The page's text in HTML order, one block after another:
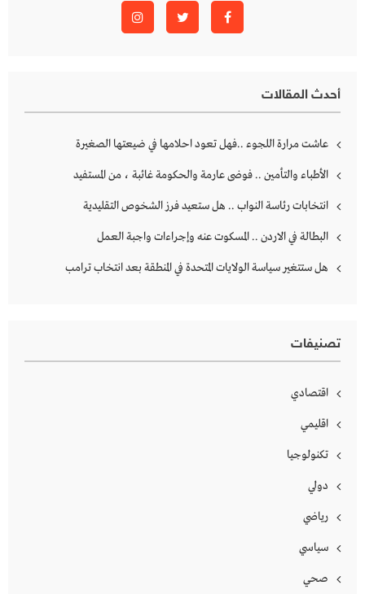
أحدث المقالات
عاشت مرارة اللجوء ..فهل تعود احلامها في ضيعتها الصغيرة
الأطباء والتأمين .. فوضى عارمة والحكومة غائبة ، من المستفيد
انتخابات رئاسة النواب .. هل ستعيد فرز الشخوص التقليدية
البطالة في الاردن .. المسكوت عنه وإجراءات واجبة العمل
هل ستتغير سياسة الولايات المتحدة في المنطقة بعد انتخاب ترامب
تصنيفات
اقتصادي
اقليمي
تكنولوجيا
دولي
رياضي
سياسي
صحي